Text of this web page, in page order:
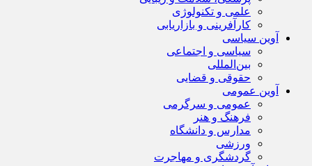
علمی و تکنولوژی
کارآفرینی و بازاریابی
آوین سیاسی
سیاسی و اجتماعی
بین‌المللی
حقوقی و قضایی
آوین عمومی
عمومی و سرگرمی
فرهنگ و هنر
مدارس و دانشگاه
ورزشی
گردشگری و مهاجرت